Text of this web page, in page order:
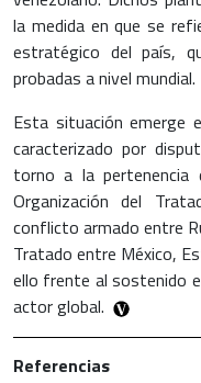
la medida en que se
estratégico del país,
probadas a nivel mundial.
Esta situación emerge
caracterizado por
torno a la pertenencia
Organización del
conflicto armado entre
Tratado entre México,
ello frente al sostenido
actor global.
Referencias